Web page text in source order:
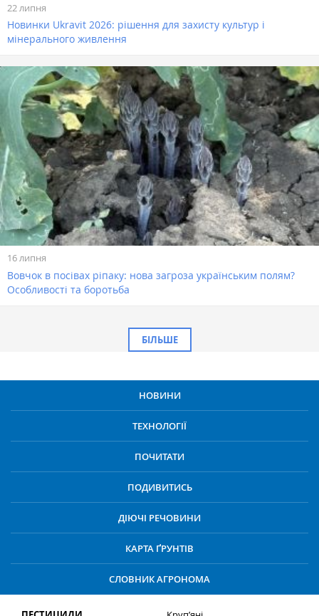
22 липня
Новинки Ukravit 2026: рішення для захисту культур і
мінерального живлення
16 липня
Вовчок в посівах ріпаку: нова загроза українським полям?
Особливості та боротьба
БІЛЬШЕ
НОВИНИ
ТЕХНОЛОГІЇ
ПОЧИТАТИ
ПОДИВИТИСЬ
ДІЮЧІ РЕЧОВИНИ
КАРТА ҐРУНТІВ
СЛОВНИК АГРОНОМА